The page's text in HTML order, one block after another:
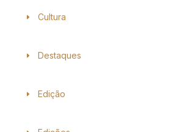
Cultura
Destaques
Edição